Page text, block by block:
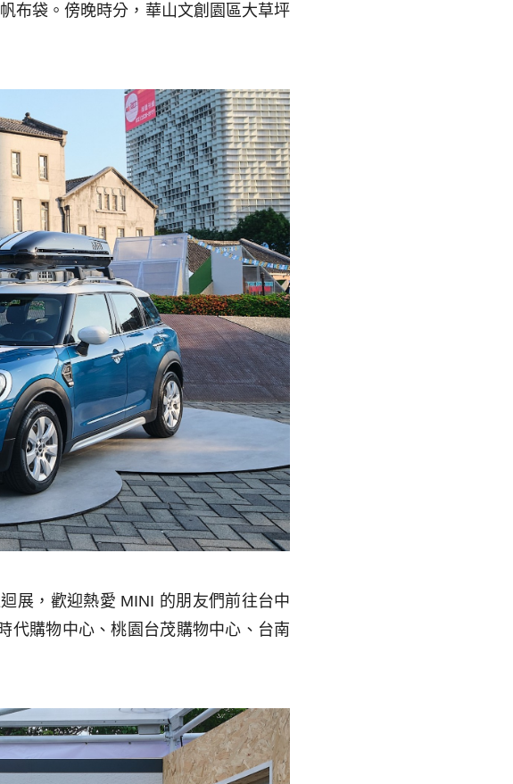
布袋。傍晚時分，華山文創園區大草坪
展，歡迎熱愛 MINI 的朋友們前往台中
代購物中心、桃園台茂購物中心、台南